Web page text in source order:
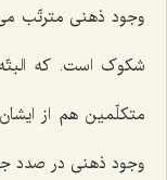
وجود ذهنى مترتّب
شکوک است. که
متکلّمین هم از
وجود ذهنى در صدد